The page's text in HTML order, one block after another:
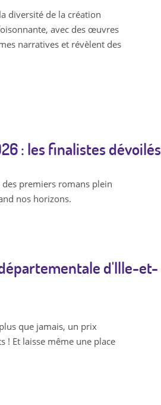
diversité de la création
avec des œuvres
narratives et révèlent des
: les finalistes dévoilés
premiers romans plein
nos horizons.
d'Ille-et-
que jamais, un prix
! Et laisse même une place